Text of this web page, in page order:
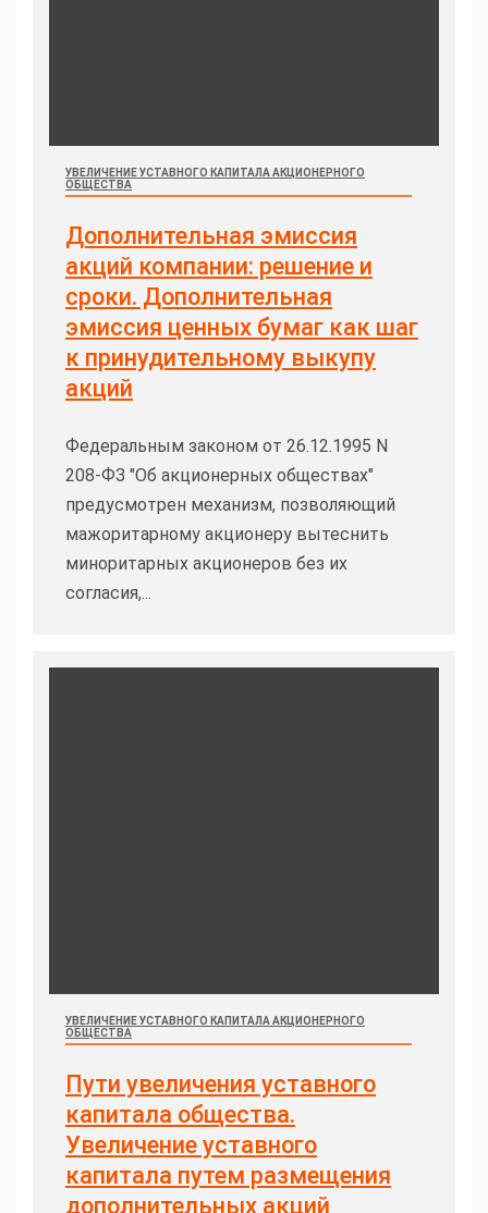
УВЕЛИЧЕНИЕ УСТАВНОГО КАПИТАЛА АКЦИОНЕРНОГО
ОБЩЕСТВА
Дополнительная эмиссия
акций компании: решение и
сроки. Дополнительная
эмиссия ценных бумаг как шаг
к принудительному выкупу
акций
Федеральным законом от 26.12.1995 N
208-ФЗ "Об акционерных обществах"
предусмотрен механизм, позволяющий
мажоритарному акционеру вытеснить
миноритарных акционеров без их
согласия,...
УВЕЛИЧЕНИЕ УСТАВНОГО КАПИТАЛА АКЦИОНЕРНОГО
ОБЩЕСТВА
Пути увеличения уставного
капитала общества.
Увеличение уставного
капитала путем размещения
дополнительных акций